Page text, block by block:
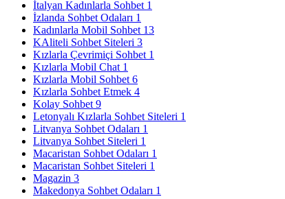
İtalyan Kadınlarla Sohbet 1
İzlanda Sohbet Odaları 1
Kadınlarla Mobil Sohbet 13
KAliteli Sohbet Siteleri 3
Kızlarla Çevrimiçi Sohbet 1
Kızlarla Mobil Chat 1
Kızlarla Mobil Sohbet 6
Kızlarla Sohbet Etmek 4
Kolay Sohbet 9
Letonyalı Kızlarla Sohbet Siteleri 1
Litvanya Sohbet Odaları 1
Litvanya Sohbet Siteleri 1
Macaristan Sohbet Odaları 1
Macaristan Sohbet Siteleri 1
Magazin 3
Makedonya Sohbet Odaları 1